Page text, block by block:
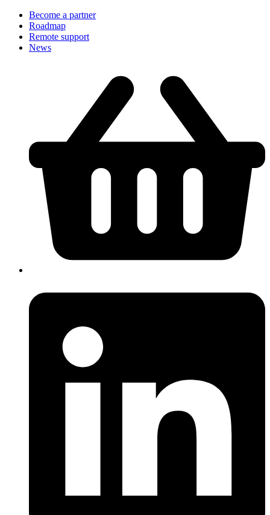
Become a partner
Roadmap
Remote support
News